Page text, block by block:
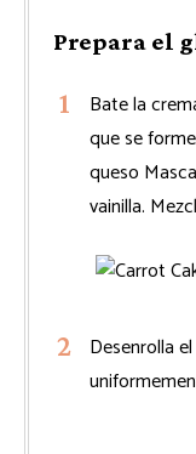
Prepara el
Bate la
que se
queso
vainilla.
Desenrolla